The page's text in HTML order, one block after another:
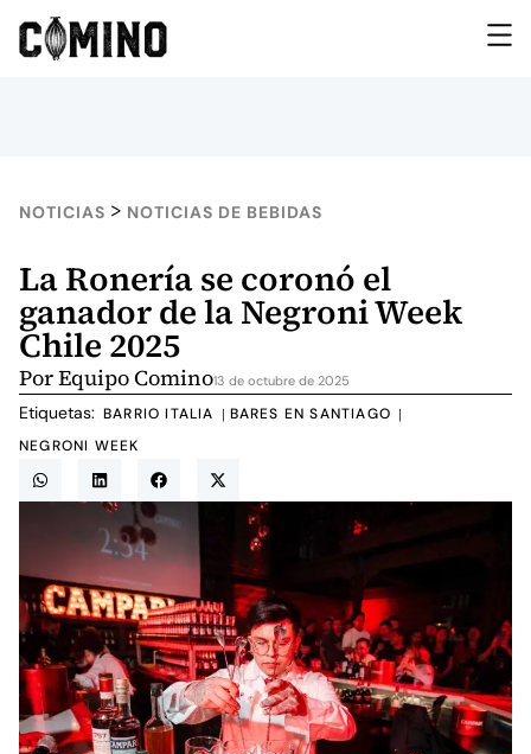
NOTICIAS > NOTICIAS DE BEBIDAS
La Ronería se coronó el
ganador de la Negroni Week
Chile 2025
PorEquipo Comino13 de octubre de 2025
Etiquetas: BARRIO ITALIA | BARES EN SANTIAGO |
NEGRONI WEEK